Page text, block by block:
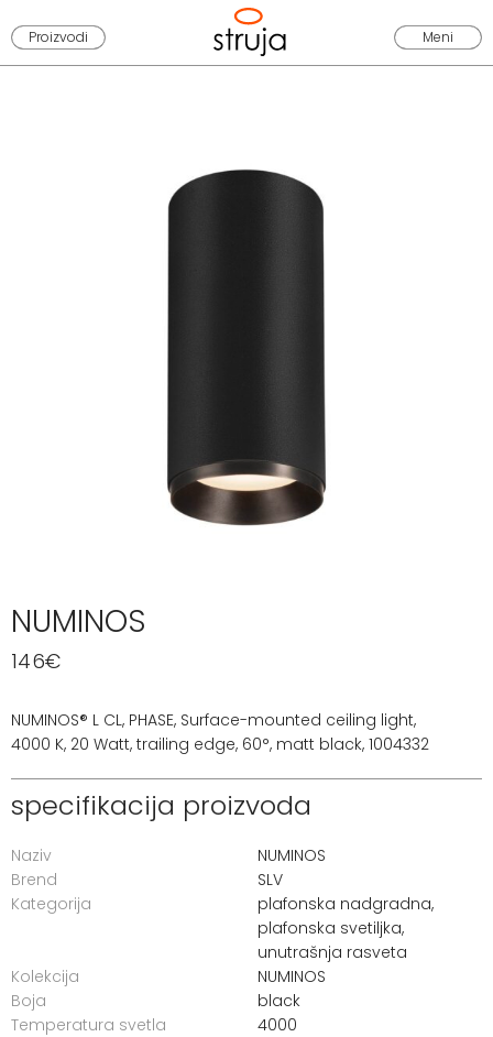
Proizvodi Meni
NUMINOS
146€
NUMINOS® L CL, PHASE, Surface-mounted ceiling light,
4000 K, 20 Watt, trailing edge, 60°, matt black, 1004332
specifikacija proizvoda
Naziv
NUMINOS
Brend
SLV
Kategorija
plafonska nadgradna,
plafonska svetiljka,
unutrašnja rasveta
Kolekcija
NUMINOS
Boja
black
Temperatura svetla
4000